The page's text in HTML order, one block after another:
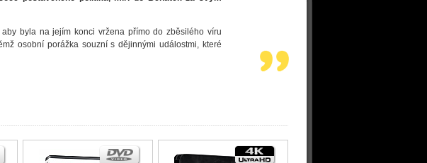
byla na jejím konci vržena přímo do zběsilého víru
osobní porážka souzní s dějinnými událostmi, které